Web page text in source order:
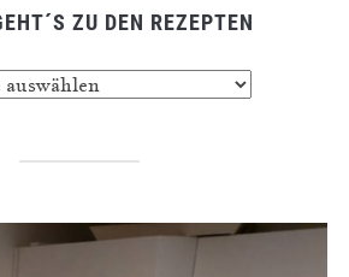
ZU DEN REZEPTEN